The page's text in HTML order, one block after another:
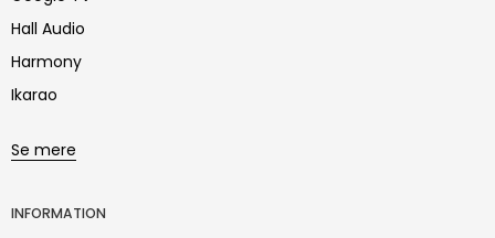
Hall Audio
Harmony
Ikarao
Se mere
INFORMATION